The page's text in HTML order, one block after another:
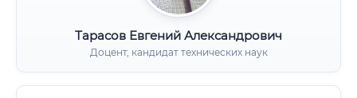
Тарасов Евгений Александрович
Доцент, кандидат технических наук